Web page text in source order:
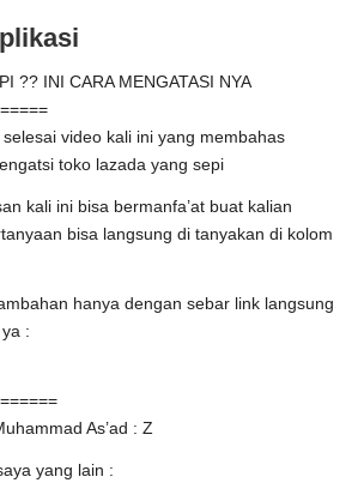
?? INI CARA MENGATASI NYA
video kali ini yang membahas
toko lazada yang sepi
kali ini bisa bermanfa’at buat kalian
bisa langsung di tanyakan di kolom
hanya dengan sebar link langsung
:
As’ad : Z
yang lain :